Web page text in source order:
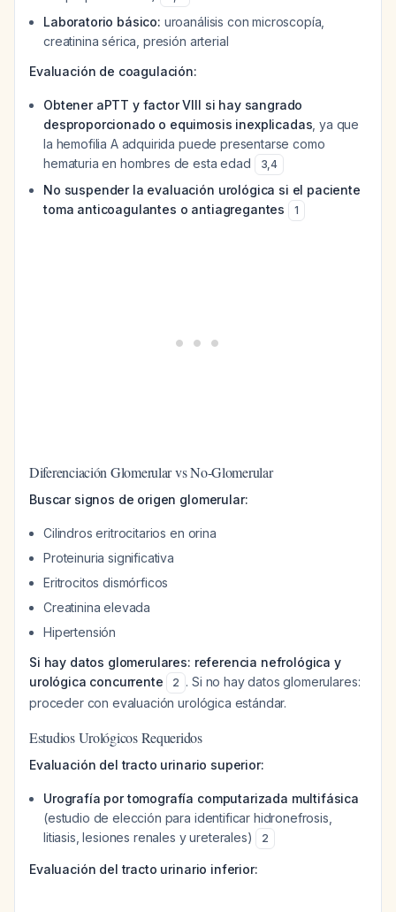
Laboratorio básico: uroanálisis con microscopía,
creatinina sérica, presión arterial
Evaluación de coagulación:
Obtener aPTT y factor VIII si hay sangrado
desproporcionado o equimosis inexplicadas , ya que
la hemofilia A adquirida puede presentarse como
hematuria en hombres de esta edad
3,4
No suspender la evaluación urológica si el paciente
toma anticoagulantes o antiagregantes
1
Diferenciación Glomerular vs No-Glomerular
Buscar signos de origen glomerular:
Cilindros eritrocitarios en orina
Proteinuria significativa
Eritrocitos dismórficos
Creatinina elevada
Hipertensión
Si hay datos glomerulares: referencia nefrológica y
urológica concurrente
2 . Si no hay datos glomerulares:
proceder con evaluación urológica estándar.
Estudios Urológicos Requeridos
Evaluación del tracto urinario superior:
Urografía por tomografía computarizada multifásica
(estudio de elección para identificar hidronefrosis,
litiasis, lesiones renales y ureterales)
2
Evaluación del tracto urinario inferior: